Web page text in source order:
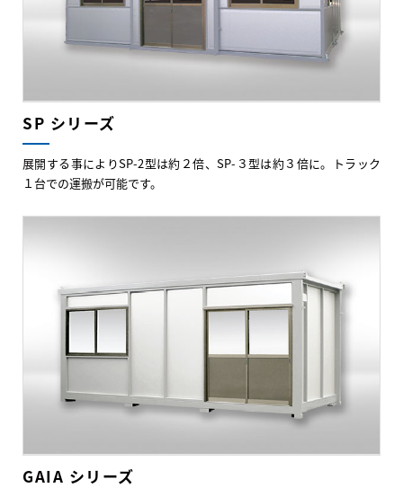
SP シリーズ
展開する事によりSP-2型は約２倍、SP-３型は約３倍に。トラック
１台での運搬が可能です。
GAIA シリーズ